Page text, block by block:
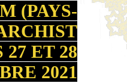
(PAYS-
ET 28
2021